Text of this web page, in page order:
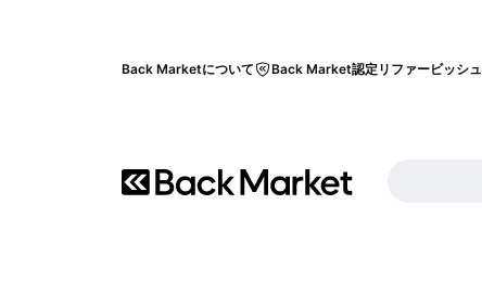
Back Marketについて Back Market認定リファービッシュ